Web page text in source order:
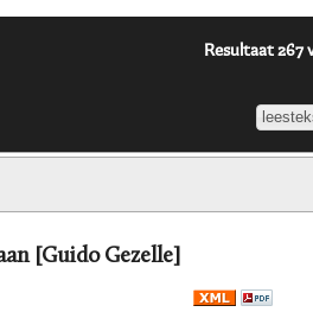
Resultaat 267
[Guido Gezelle]